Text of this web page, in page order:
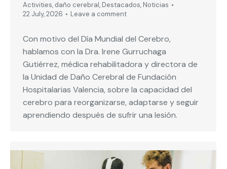
Activities, daño cerebral, Destacados, Noticias
22 July, 2026
Leave a comment
Con motivo del Día Mundial del Cerebro,
hablamos con la Dra. Irene Gurruchaga
Gutiérrez, médica rehabilitadora y directora de
la Unidad de Daño Cerebral de Fundación
Hospitalarias Valencia, sobre la capacidad del
cerebro para reorganizarse, adaptarse y seguir
aprendiendo después de sufrir una lesión.